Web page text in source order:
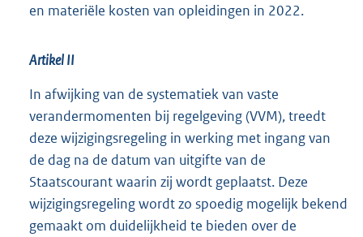
en materiële kosten van opleidingen in 2022.
Artikel II
In afwijking van de systematiek van vaste
verandermomenten bij regelgeving (VVM), treedt
deze wijzigingsregeling in werking met ingang van
de dag na de datum van uitgifte van de
Staatscourant waarin zij wordt geplaatst. Deze
wijzigingsregeling wordt zo spoedig mogelijk bekend
gemaakt om duidelijkheid te bieden over de